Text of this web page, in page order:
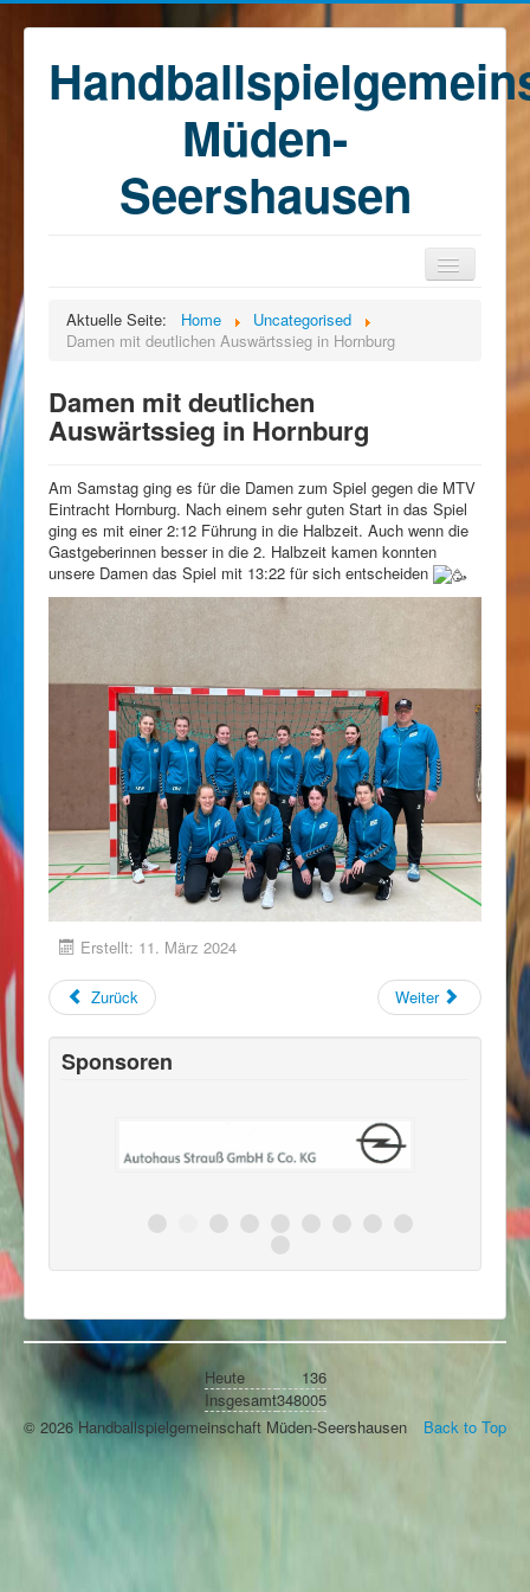
Müden-
Seershausen
Teams
Kontakt
Sponsoren
Aktuelle Seite: Home
Uncategorised
Damen mit deutlichen Auswärtssieg in Hornburg
Damen mit deutlichen
Auswärtssieg in Hornburg
Am Samstag ging es für die Damen zum Spiel gegen die MTV
Eintracht Hornburg. Nach einem sehr guten Start in das Spiel
ging es mit einer 2:12 Führung in die Halbzeit. Auch wenn die
Gastgeberinnen besser in die 2. Halbzeit kamen konnten
unsere Damen das Spiel mit 13:22 für sich entscheiden
Erstellt: 11. März 2024
Zurück Weiter
Sponsoren
Heute
136
Insgesamt348005
Back to Top
© 2026 Handballspielgemeinschaft Müden-Seershausen